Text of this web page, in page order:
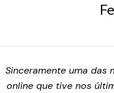
Sinceramente uma das
online que tive nos